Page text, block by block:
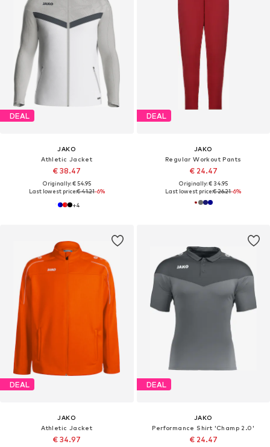
DEAL
JAKO
Athletic Jacket
€ 38.47
Originally: € 54.95
Last lowest price:€ 41.21-6%
+4
DEAL
JAKO
Regular Workout Pants
€ 24.47
Originally: € 34.95
Last lowest price:€ 26.21-6%
DEAL
JAKO
Athletic Jacket
€ 34.97
DEAL
JAKO
Performance Shirt 'Champ 2.0'
€ 24.47